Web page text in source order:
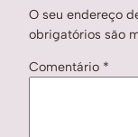
O seu endereço
obrigatórios são
Comentário *